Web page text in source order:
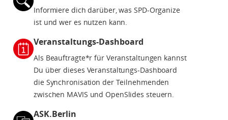
Informiere dich darüber, was SPD-Organize
ist und wer es nutzen kann.
Veranstaltungs-Dashboard
Als Beauftragte*r für Veranstaltungen kannst
Du über dieses Veranstaltungs-Dashboard
die Synchronisation der Teilnehmenden
zwischen MAVIS und OpenSlides steuern.
ASK.Berlin